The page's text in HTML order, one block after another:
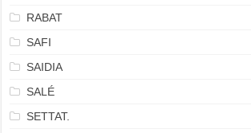
RABAT
SAFI
SAIDIA
SALÉ
SETTAT.